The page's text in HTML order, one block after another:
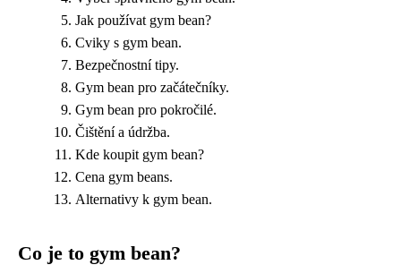
Jak používat gym bean?
Cviky s gym bean.
Bezpečnostní tipy.
Gym bean pro začátečníky.
Gym bean pro pokročilé.
Čištění a údržba.
Kde koupit gym bean?
Cena gym beans.
Alternativy k gym bean.
Co je to gym bean?